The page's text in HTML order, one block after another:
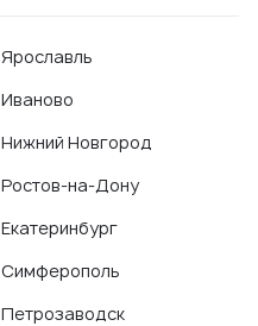
Ярославль
Иваново
Нижний Новгород
Ростов-на-Дону
Екатеринбург
Симферополь
Петрозаводск